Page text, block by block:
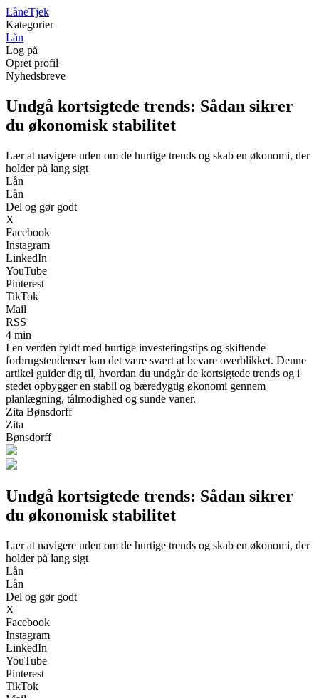
LåneTjek
Kategorier
Lån
Log på
Opret profil
Nyhedsbreve
Undgå kortsigtede trends: Sådan sikrer
du økonomisk stabilitet
Lær at navigere uden om de hurtige trends og skab en økonomi, der
holder på lang sigt
Lån
Lån
Del og gør godt
X
Facebook
Instagram
LinkedIn
YouTube
Pinterest
TikTok
Mail
RSS
4 min
I en verden fyldt med hurtige investeringstips og skiftende
forbrugstendenser kan det være svært at bevare overblikket. Denne
artikel guider dig til, hvordan du undgår de kortsigtede trends og i
stedet opbygger en stabil og bæredygtig økonomi gennem
planlægning, tålmodighed og sunde vaner.
Zita Bønsdorff
Zita
Bønsdorff
Undgå kortsigtede trends: Sådan sikrer
du økonomisk stabilitet
Lær at navigere uden om de hurtige trends og skab en økonomi, der
holder på lang sigt
Lån
Lån
Del og gør godt
X
Facebook
Instagram
LinkedIn
YouTube
Pinterest
TikTok